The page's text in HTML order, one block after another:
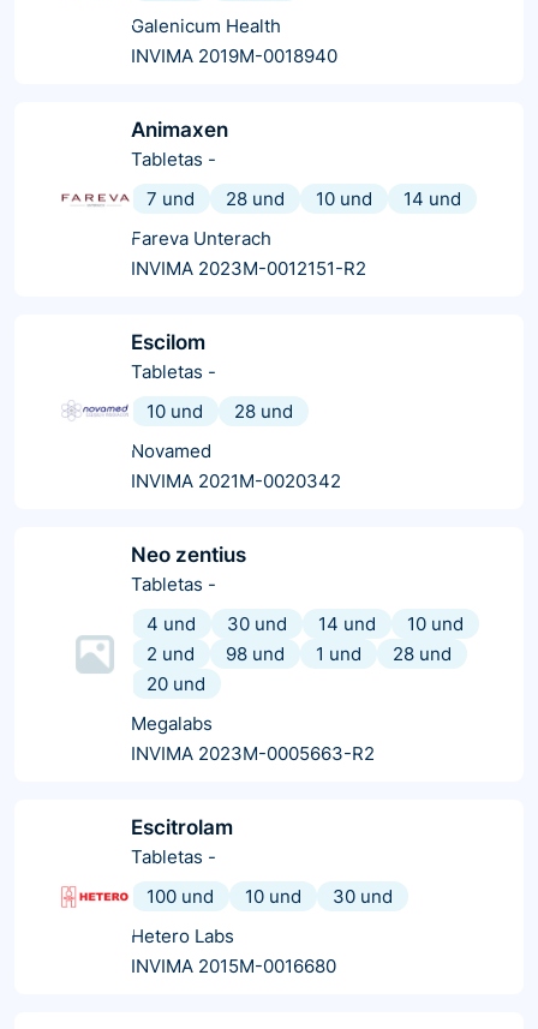
Galenicum Health
INVIMA 2019M-0018940
Animaxen
Tabletas -
7 und
28 und 10 und
14 und
Fareva Unterach
INVIMA 2023M-0012151-R2
Escilom
Tabletas -
10 und
28 und
Novamed
INVIMA 2021M-0020342
Neo zentius
Tabletas -
4 und
30 und 14 und
10 und
2 und
98 und 1 und
28 und
20 und
Megalabs
INVIMA 2023M-0005663-R2
Escitrolam
Tabletas -
100 und
10 und
30 und
Hetero Labs
INVIMA 2015M-0016680